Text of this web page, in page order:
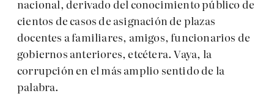
nacional, derivado del conocimiento público de
cientos de casos de asignación de plazas
docentes a familiares, amigos, funcionarios de
gobiernos anteriores, etcétera. Vaya, la
corrupción en el más amplio sentido de la
palabra.